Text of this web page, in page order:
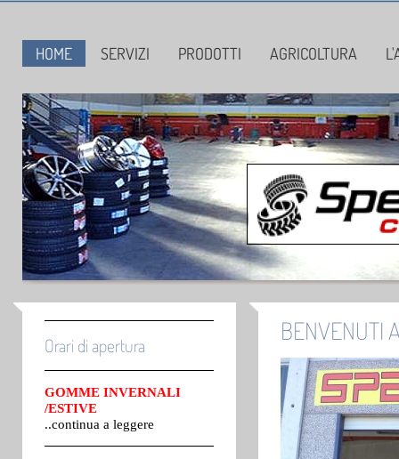
HOME SERVIZI PRODOTTI AGRICOLTURA
Orari di apertura
GOMME INVERNALI
/ESTIVE
..continua a leggere
BENVENUTI